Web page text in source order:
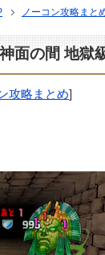
ノーコン攻略まと
面の間 地獄
攻略まとめ]